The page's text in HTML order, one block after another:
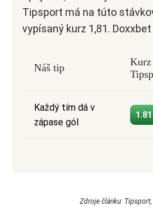
Tipsport má na túto
vypísaný kurz 1,81.
Náš tip
Kurz
Každý tím dá v
zápase gól
1.81
Zdroje článku: